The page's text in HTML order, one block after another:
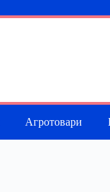
Агротовари